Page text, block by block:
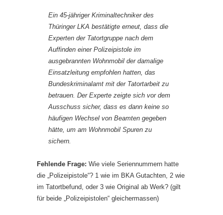
Ein 45-jähriger Kriminaltechniker des
Thüringer LKA bestätigte erneut, dass die
Experten der Tatortgruppe nach dem
Auffinden einer Polizeipistole im
ausgebrannten Wohnmobil der damalige
Einsatzleitung empfohlen hatten, das
Bundeskriminalamt mit der Tatortarbeit zu
betrauen. Der Experte zeigte sich vor dem
Ausschuss sicher, dass es dann keine so
häufigen Wechsel von Beamten gegeben
hätte, um am Wohnmobil Spuren zu
sichern.
Fehlende Frage: Wie viele Seriennummern hatte
die „Polizeipistole“? 1 wie im BKA Gutachten, 2 wie
im Tatortbefund, oder 3 wie Original ab Werk? (gilt
für beide „Polizeipistolen“ gleichermassen)